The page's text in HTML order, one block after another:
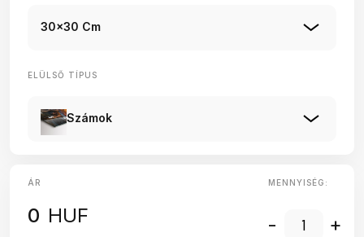
30x30 Cm
ELÜLSŐ TÍPUS
Számok
ÁR
0 HUF
MENNYISÉG:
- +